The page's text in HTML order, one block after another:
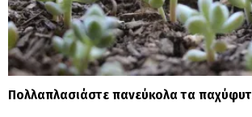
Πολλαπλασιάστε πανεύκολα τα